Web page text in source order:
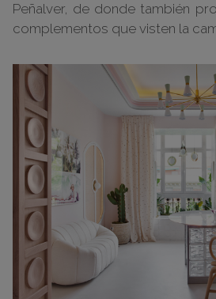
Peñalver, de donde también
complementos que visten la